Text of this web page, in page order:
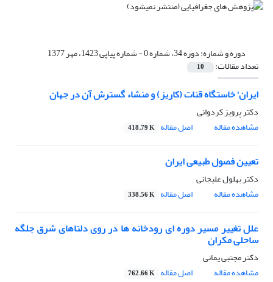
دوره و شماره:دوره 34، شماره 0 - شماره پیاپی 1423، مهر 1377
تعداد مقالات: 10
ایران‘ خاستگاه قنات (کاریز) و منشاء گسترش آن در جهان
دکتر پرویز کردوانی
مشاهده مقاله
اصل مقاله 418.79 K
تعیین فصول طبیعی ایران
دکتر بهلول علیجانی
مشاهده مقاله
اصل مقاله 338.56 K
علل تغییر مسیر دوره ای رودخانه ها در روی دلتاهای شرق جلگه
ساحلی مکران
دکتر مجتبی یمانی
مشاهده مقاله
اصل مقاله 762.66 K